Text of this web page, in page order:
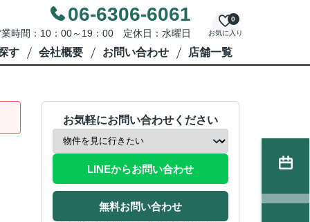
06-6306-6061
時間：10：00～19：00 定休日：水曜日 お気に入り
0
す 会社概要 お問い合わせ 店舗一覧
お気軽にお問い合わせください
LINEからお問い合わせ
無料お問い合わせ